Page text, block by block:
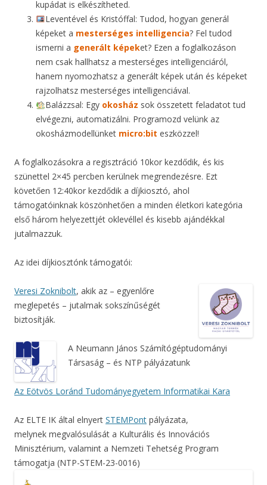
kupádat is elkészítheted.
Leventével és Kristóffal: Tudod, hogyan generál
képeket a mesterséges intelligencia? Fel tudod
ismerni a generált képeket? Ezen a foglalkozáson
nem csak hallhatsz a mesterséges intelligenciáról,
hanem nyomozhatsz a generált képek után és képeket
rajzolhatsz mesterséges intelligenciával.
Balázzsal: Egy okosház sok összetett feladatot tud
elvégezni, automatizálni. Programozd velünk az
okosházmodellünket micro:bit eszközzel!
A foglalkozásokra a regisztráció 10kor kezdődik, és kis
szünettel 2×45 percben kerülnek megrendezésre. Ezt
követően 12:40kor kezdődik a díjkiosztó, ahol
támogatóinknak köszönhetően a minden életkori kategória
első három helyezettjét oklevéllel és kisebb ajándékkal
jutalmazzuk.
Az idei díjkiosztónk támogatói:
Veresi Zoknibolt, akik az – egyenlőre
meglepetés – jutalmak sokszínűségét
biztosítják.
A Neumann János Számítógéptudományi
Társaság – és NTP pályázatunk
Az Eötvös Loránd Tudományegyetem Informatikai Kara
Az ELTE IK által elnyert STEMPont pályázata,
melynek megvalósulását a Kulturális és Innovációs
Minisztérium, valamint a Nemzeti Tehetség Program
támogatja (NTP-STEM-23-0016)